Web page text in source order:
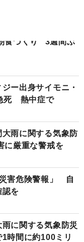
食づくり “3週間ぶ
ー出身サイモニ・
死 熱中症で
雨に関する気象防
厳重な警戒を
害危険警報」 自
認を
に関する気象防災
時間に約100ミリ